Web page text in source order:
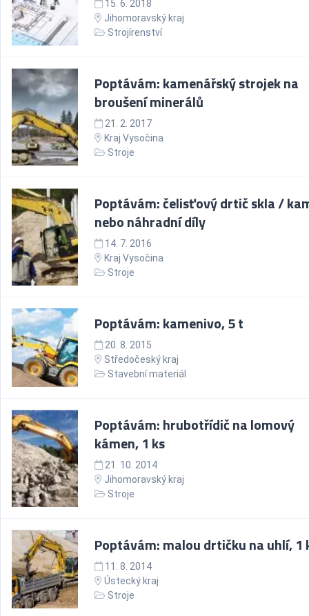
15. 6. 2018
Jihomoravský kraj
Strojírenství
Poptávám: kamenářský strojek na
broušení minerálů
21. 2. 2017
Kraj Vysočina
Stroje
Poptávám: čelisťový drtič skla /
nebo náhradní díly
14. 7. 2016
Kraj Vysočina
Stroje
Poptávám: kamenivo, 5 t
20. 8. 2015
Středočeský kraj
Stavební materiál
Poptávám: hrubotřídič na lomový
kámen, 1 ks
21. 10. 2014
Jihomoravský kraj
Stroje
Poptávám: malou drtičku na uhlí, 1
11. 8. 2014
Ústecký kraj
Stroje